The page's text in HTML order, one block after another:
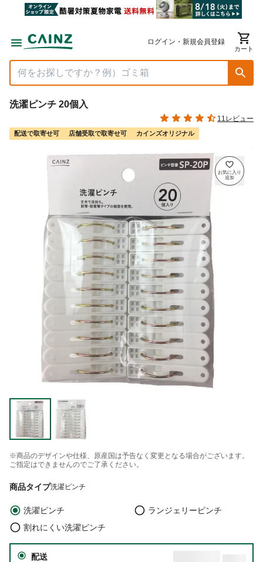
ログイン・新規会員登録
カート
洗濯ピンチ 20個入
11レビュー
配送で取寄せ可 店舗受取で取寄せ可 カインズオリジナル
※商品のデザインや仕様、原産国は予告なく変更となる場合がございます。
ご指定はできませんのでご了承ください。
商品タイプ洗濯ピンチ
洗濯ピンチ
ランジェリーピンチ
割れにくい洗濯ピンチ
配送